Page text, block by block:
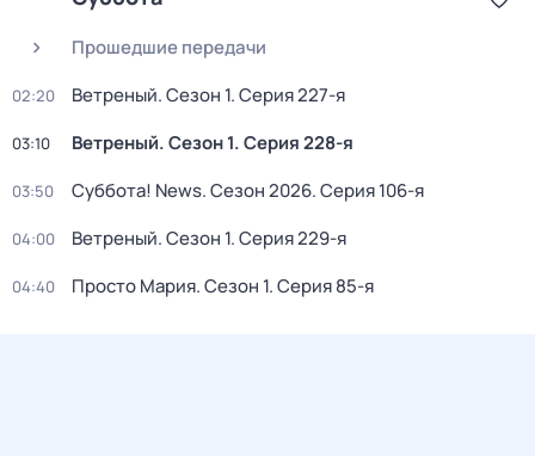
Прошедшие передачи
02:20 Ветреный. Сезон 1. Серия 227-я
03:10 Ветреный. Сезон 1. Серия 228-я
03:50 Суббота! News. Сезон 2026. Серия 106-я
04:00 Ветреный. Сезон 1. Серия 229-я
04:40 Просто Мария. Сезон 1. Серия 85-я